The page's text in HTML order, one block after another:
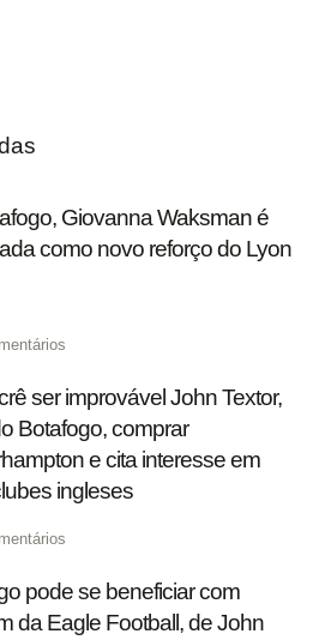
Giovanna Waksman é
como novo reforço do Lyon
ser improvável John Textor,
Botafogo, comprar
e cita interesse em
ingleses
pode se beneficiar com
da Eagle Football, de John